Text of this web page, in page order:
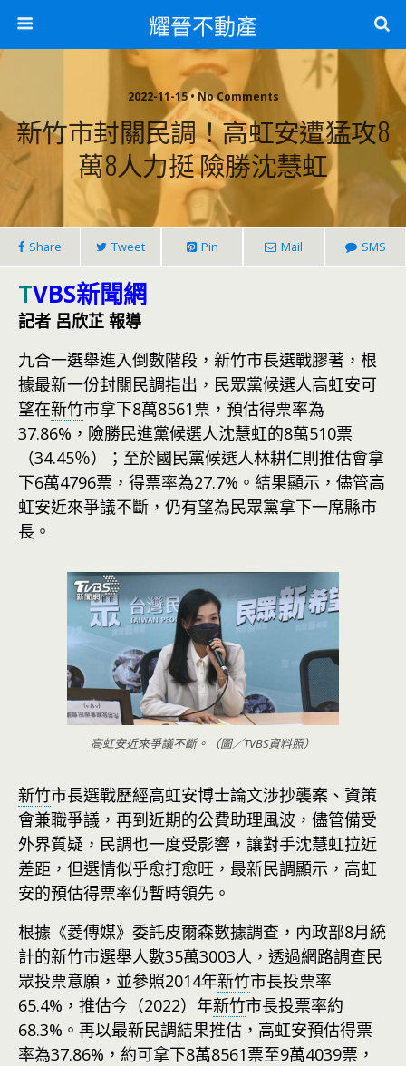
耀晉不動產
2022-11-15 • No Comments
新竹市封關民調！高虹安遭猛攻8
萬8人力挺 險勝沈慧虹
Share Tweet Pin Mail SMS
TVBS新聞網
記者 呂欣芷 報導
九合一選舉進入倒數階段，新竹市長選戰膠著，根
據最新一份封關民調指出，民眾黨候選人高虹安可
望在新竹市拿下8萬8561票，預估得票率為
37.86%，險勝民進黨候選人沈慧虹的8萬510票
（34.45％）；至於國民黨候選人林耕仁則推估會拿
下6萬4796票，得票率為27.7%。結果顯示，儘管高
虹安近來爭議不斷，仍有望為民眾黨拿下一席縣市
長。
高虹安近來爭議不斷。（圖／TVBS資料照）
新竹市長選戰歷經高虹安博士論文涉抄襲案、資策
會兼職爭議，再到近期的公費助理風波，儘管備受
外界質疑，民調也一度受影響，讓對手沈慧虹拉近
差距，但選情似乎愈打愈旺，最新民調顯示，高虹
安的預估得票率仍暫時領先。
根據《菱傳媒》委託皮爾森數據調查，內政部8月統
計的新竹市選舉人數35萬3003人，透過網路調查民
眾投票意願，並參照2014年新竹市長投票率
65.4%，推估今（2022）年新竹市長投票率約
68.3%。再以最新民調結果推估，高虹安預估得票
率為37.86%，約可拿下8萬8561票至9萬4039票，